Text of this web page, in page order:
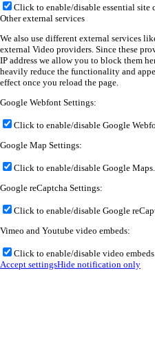
Click to enable/disable essential site
Other external services
We also use different external services
external Video providers. Since these
IP address we allow you to block them
heavily reduce the functionality and
effect once you reload the page.
Google Webfont Settings:
Click to enable/disable Google
Google Map Settings:
Click to enable/disable Google Maps.
Google reCaptcha Settings:
Click to enable/disable Google
Vimeo and Youtube video embeds:
Click to enable/disable video
Accept settingsHide notification only